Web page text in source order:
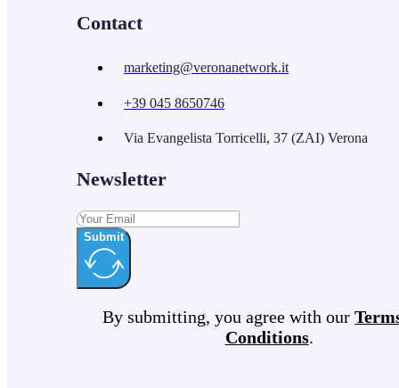
Contact
marketing@veronanetwork.it
+39 045 8650746
Via Evangelista Torricelli, 37 (ZAI) Verona
Newsletter
Submit
By submitting, you agree with our
Conditions.